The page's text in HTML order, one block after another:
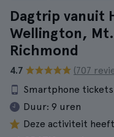
Dagtrip vanuit
Wellington,
Richmond
4.7
(707
Smartphone
Duur: 9 uren
Deze activiteit heeft